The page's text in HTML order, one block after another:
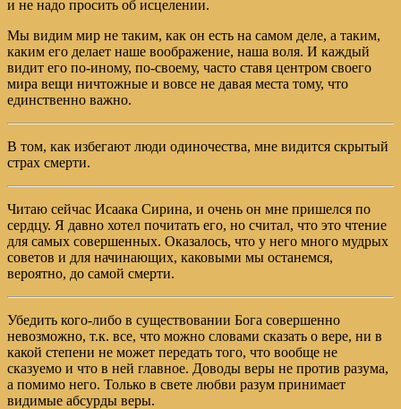
и не надо просить об исцелении.
Мы видим мир не таким, как он есть на самом деле, а таким,
каким его делает наше воображение, наша воля. И каждый
видит его по-иному, по-своему, часто ставя центром своего
мира вещи ничтожные и вовсе не давая места тому, что
единственно важно.
В том, как избегают люди одиночества, мне видится скрытый
страх смерти.
Читаю сейчас Исаака Сирина, и очень он мне пришелся по
сердцу. Я давно хотел почитать его, но считал, что это чтение
для самых совершенных. Оказалось, что у него много мудрых
советов и для начинающих, каковыми мы останемся,
вероятно, до самой смерти.
Убедить кого-либо в существовании Бога совершенно
невозможно, т.к. все, что можно словами сказать о вере, ни в
какой степени не может передать того, что вообще не
сказуемо и что в ней главное. Доводы веры не против разума,
а помимо него. Только в свете любви разум принимает
видимые абсурды веры.